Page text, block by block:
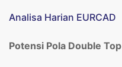
Analisa Harian EURCAD
Potensi Pola Double Top